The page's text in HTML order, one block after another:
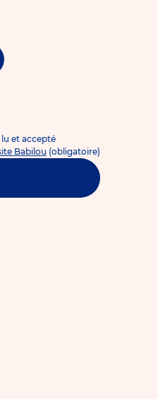
et accepté
Babilou (obligatoire)